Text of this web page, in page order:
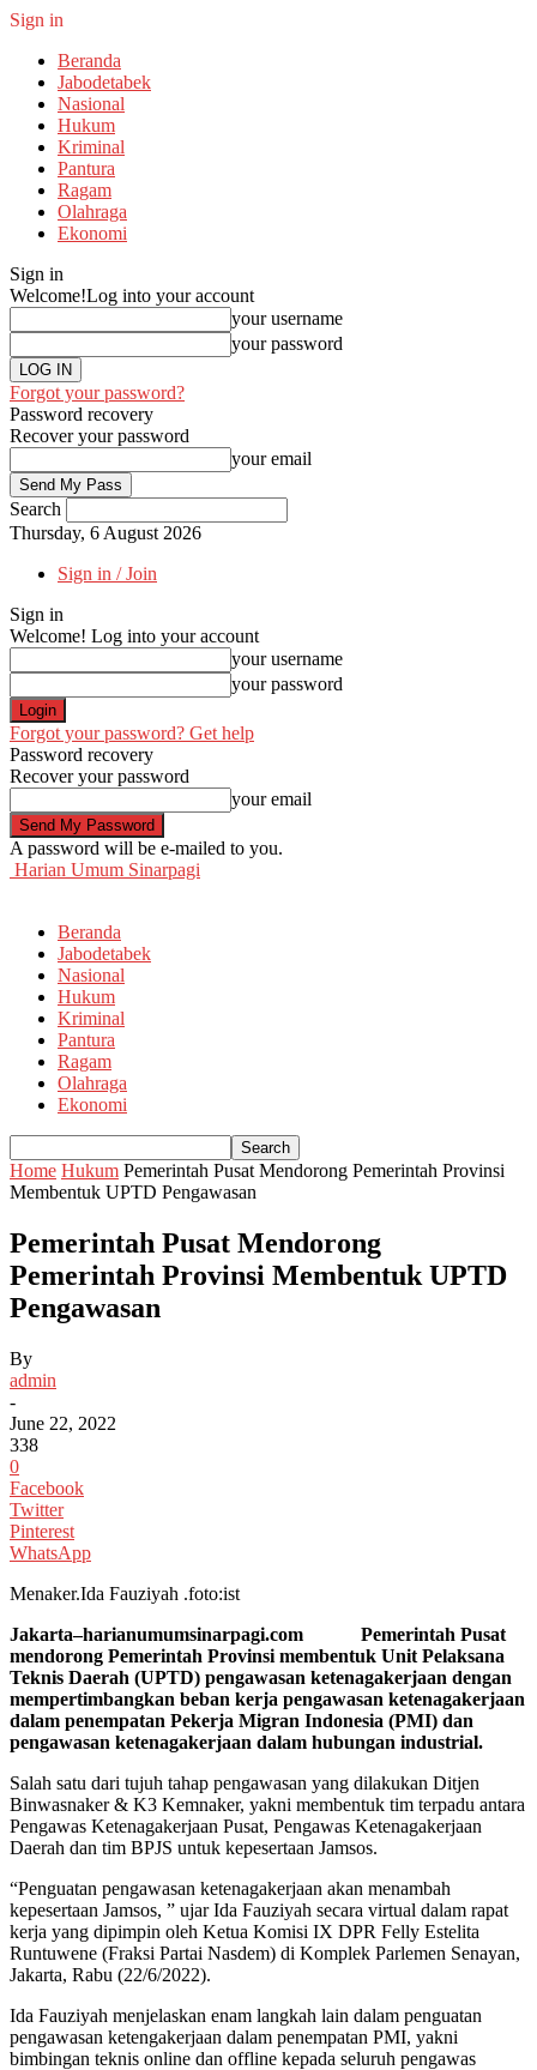
Sign in
Beranda
Jabodetabek
Nasional
Hukum
Kriminal
Pantura
Ragam
Olahraga
Ekonomi
Sign in
Welcome!Log into your account
your username
your password
Forgot your password?
Password recovery
Recover your password
your email
Search
Thursday, 6 August 2026
Sign in / Join
Sign in
Welcome! Log into your account
your username
your password
Forgot your password? Get help
Password recovery
Recover your password
your email
A password will be e-mailed to you.
Harian Umum Sinarpagi
Beranda
Jabodetabek
Nasional
Hukum
Kriminal
Pantura
Ragam
Olahraga
Ekonomi
Home Hukum Pemerintah Pusat Mendorong Pemerintah Provinsi
Membentuk UPTD Pengawasan
Pemerintah Pusat Mendorong
Pemerintah Provinsi Membentuk UPTD
Pengawasan
By
admin
-
June 22, 2022
338
0
Facebook
Twitter
Pinterest
WhatsApp
Menaker.Ida Fauziyah .foto:ist
Jakarta–harianumumsinarpagi.com Pemerintah Pusat
mendorong Pemerintah Provinsi membentuk Unit Pelaksana
Teknis Daerah (UPTD) pengawasan ketenagakerjaan dengan
mempertimbangkan beban kerja pengawasan ketenagakerjaan
dalam penempatan Pekerja Migran Indonesia (PMI) dan
pengawasan ketenagakerjaan dalam hubungan industrial.
Salah satu dari tujuh tahap pengawasan yang dilakukan Ditjen
Binwasnaker & K3 Kemnaker, yakni membentuk tim terpadu antara
Pengawas Ketenagakerjaan Pusat, Pengawas Ketenagakerjaan
Daerah dan tim BPJS untuk kepesertaan Jamsos.
“Penguatan pengawasan ketenagakerjaan akan menambah
kepesertaan Jamsos, ” ujar Ida Fauziyah secara virtual dalam rapat
kerja yang dipimpin oleh Ketua Komisi IX DPR Felly Estelita
Runtuwene (Fraksi Partai Nasdem) di Komplek Parlemen Senayan,
Jakarta, Rabu (22/6/2022).
Ida Fauziyah menjelaskan enam langkah lain dalam penguatan
pengawasan ketengakerjaan dalam penempatan PMI, yakni
bimbingan teknis online dan offline kepada seluruh pengawas